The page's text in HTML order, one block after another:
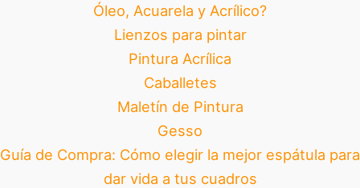
Óleo, Acuarela y Acrílico?
Lienzos para pintar
Pintura Acrílica
Caballetes
Maletín de Pintura
Gesso
Guía de Compra: Cómo elegir la mejor espátula para
dar vida a tus cuadros